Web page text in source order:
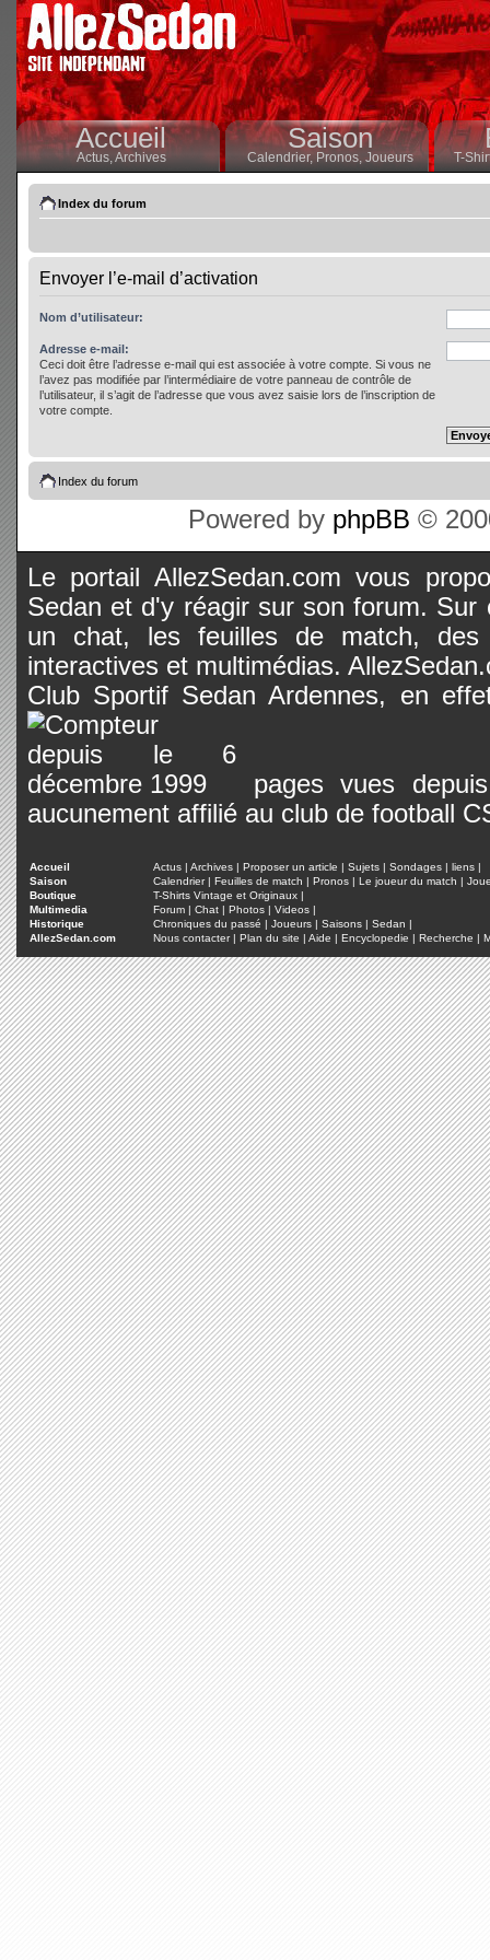
Accueil
Actus,Archives
Saison
Calendrier,Pronos, Joueurs T-
Index du forum
Envoyer l’e-mail d’activation
Nom d’utilisateur:
Adresse e-mail:
Ceci doit être l’adresse e-mail qui est associée à votre compte. Si vous ne
l’avez pas modifiée par l’intermédiaire de votre panneau de contrôle de
l’utilisateur, il s’agit de l’adresse que vous avez saisie lors de l’inscription de
votre compte.
Index du forum
Powered by phpBB ©
Le portail AllezSedan.com vous
Sedan et d'y réagir sur son forum.
un chat, les feuilles de match, des
interactives et multimédias.
Club Sportif Sedan Ardennes, en
pages vues
aucunement affilié au club de football
Accueil Actus | Archives | Proposer un article | Sujets | Sondages | liens |
Saison
Calendrier| Feuilles de match | Pronos | Le joueur du match |
Boutique
T-Shirts Vintage et Originaux |
Multimedia
Forum | Chat | Photos | Videos |
Historique
Chroniques du passé | Joueurs | Saisons | Sedan |
AllezSedan.com
Nous contacter| Plan du site | Aide | Encyclopedie | Recherche |